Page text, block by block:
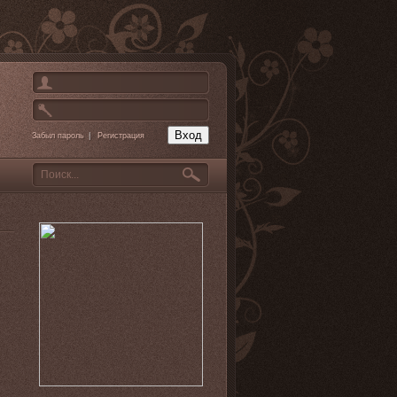
Забыл пароль | Регистрация